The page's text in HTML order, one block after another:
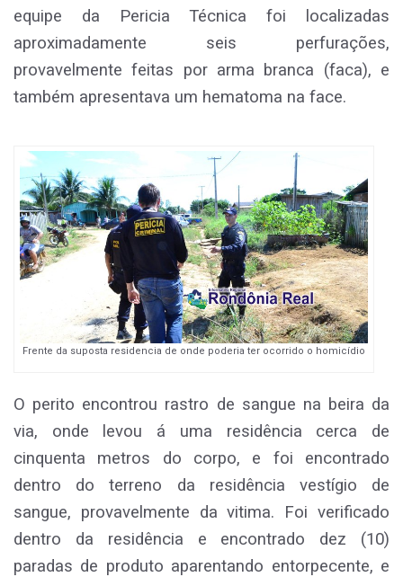
equipe da Pericia Técnica foi localizadas
aproximadamente seis perfurações,
provavelmente feitas por arma branca (faca), e
também apresentava um hematoma na face.
Frente da suposta residencia de onde poderia ter ocorrido o homicídio
O perito encontrou rastro de sangue na beira da
via, onde levou á uma residência cerca de
cinquenta metros do corpo, e foi encontrado
dentro do terreno da residência vestígio de
sangue, provavelmente da vitima. Foi verificado
dentro da residência e encontrado dez (10)
paradas de produto aparentando entorpecente, e